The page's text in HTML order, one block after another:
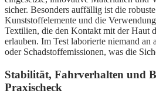
sicher. Besonders auffällig ist die
Kunststoffelemente und die
Textilien, die den Kontakt mit der Haut
erlauben. Im Test laborierte niemand an
oder Schadstoffemissionen, was die
Stabilität, Fahrverhalten und
Praxischeck